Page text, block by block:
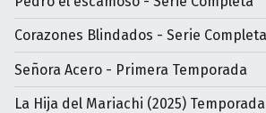
Corazones Blindados - Serie Completa
Señora Acero - Primera Temporada
La Hija del Mariachi (2025) Temporada